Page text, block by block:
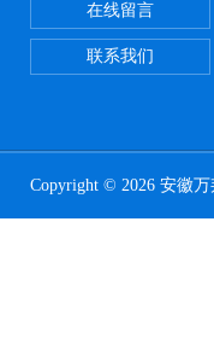
在线留言
联系我们
Copyright © 2026 安徽